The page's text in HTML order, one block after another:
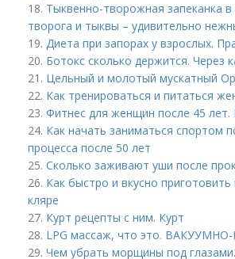
18. Тыквенно-творожная запеканка в
творога и тыквы – удивительно
19. Диета при запорах у взрослых.
20. Ботокс сколько держится. Через
21. Цельный и молотый мускатный
22. Как тренироваться и питаться
23. Фитнес для женщин после 45
24. Как начать заниматься спортом
процесса после 50 лет
25. Сколько заживают уши после
26. Как быстро и вкусно
кляре
27. Курт рецепты с ним. Курт
28. LPG массаж, что это.
29. Чем убрать морщины под